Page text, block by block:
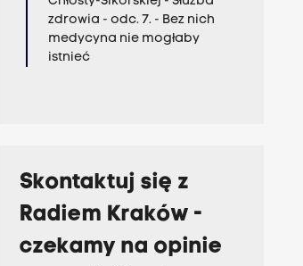
zdrowia - odc. 7. - Bez nich
medycyna nie mogłaby
istnieć
Skontaktuj się z
Radiem Kraków -
czekamy na opinie